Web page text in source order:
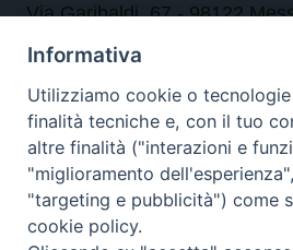
Via Garibaldi, 67 - 98122
Orari
da lunedi al venerdi dalle ore
Contatti
Informativa
Utilizziamo cookie o
finalità tecniche e, con il tuo
altre finalità ("interazioni e
"miglioramento
"targeting e pubblicità") come
cookie policy.